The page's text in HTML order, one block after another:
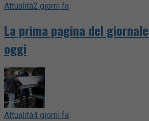
Attualità2 giorni fa
La prima pagina del
oggi
Attualità4 giorni fa